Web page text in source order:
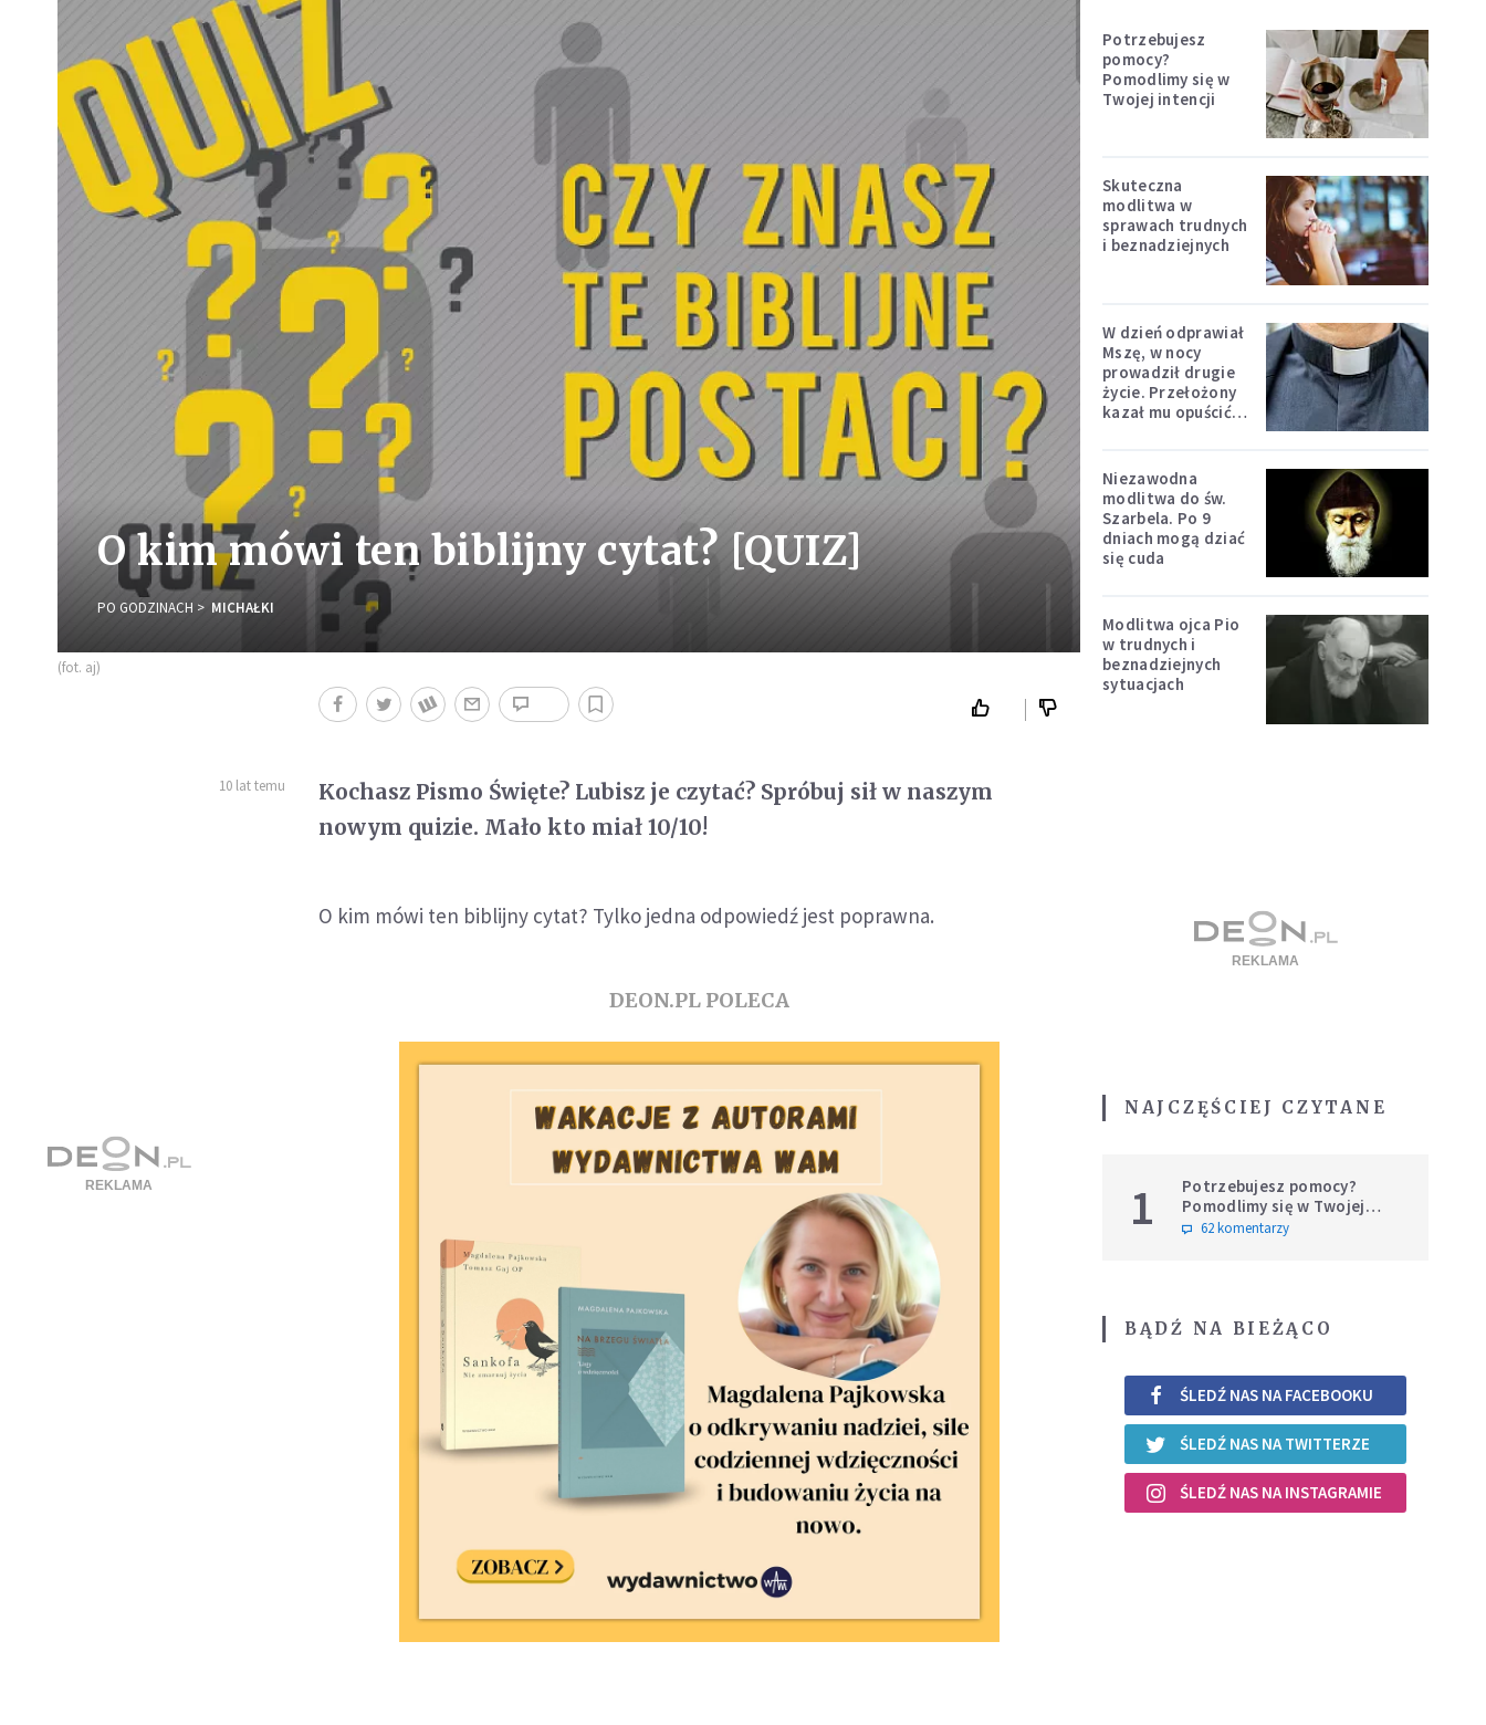
O kim mówi ten biblijny cytat? [QUIZ]
PO GODZINACH MICHAŁKI
(fot. aj)
10 lat temu
Kochasz Pismo Święte? Lubisz je czytać? Spróbuj sił w naszym
nowym quizie. Mało kto miał 10/10!
O kim mówi ten biblijny cytat? Tylko jedna odpowiedź jest poprawna.
DEON.PL POLECA
Potrzebujesz
pomocy?
Pomodlimy się w
Twojej intencji
Skuteczna
modlitwa w
sprawach trudnych
i beznadziejnych
W dzień odprawiał
Mszę, w nocy
prowadził drugie
życie. Przełożony
kazał mu opuścić
Niezawodna
modlitwa do św.
Szarbela. Po 9
dniach mogą dziać
się cuda
Modlitwa ojca Pio
w trudnych i
beznadziejnych
sytuacjach
NAJCZĘŚCIEJ CZYTANE
1
Potrzebujesz pomocy?
Pomodlimy się w Twojej
intencji
62 komentarzy
BĄDŹ NA BIEŻĄCO
ŚLEDŹ NAS NA FACEBOOKU
ŚLEDŹ NAS NA TWITTERZE
ŚLEDŹ NAS NA INSTAGRAMIE